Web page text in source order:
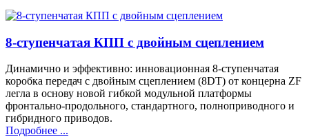
8-ступенчатая КПП с двойным сцеплением
Динамично и эффективно: инновационная 8-ступенчатая
коробка передач с двойным сцеплением (8DT) от концерна ZF
легла в основу новой гибкой модульной платформы
фронтально-продольного, стандартного, полноприводного и
гибридного приводов.
Подробнее ...